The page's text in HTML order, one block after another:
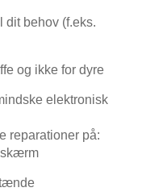
dit behov (f.eks.
og ikke for dyre
elektronisk
reparationer på: